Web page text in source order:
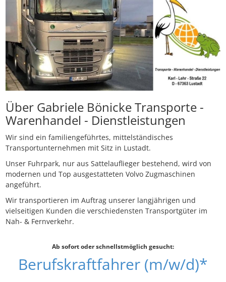
Über Gabriele Bönicke Transporte -
Warenhandel - Dienstleistungen
Wir sind ein familiengeführtes, mittelständisches
Transportunternehmen mit Sitz in Lustadt.
Unser Fuhrpark, nur aus Sattelauflieger bestehend, wird von
modernen und Top ausgestatteten Volvo Zugmaschinen
angeführt.
Wir transportieren im Auftrag unserer langjährigen und
vielseitigen Kunden die verschiedensten Transportgüter im
Nah- & Fernverkehr.
Ab sofort oder schnellstmöglich gesucht:
Berufskraftfahrer (m/w/d)*